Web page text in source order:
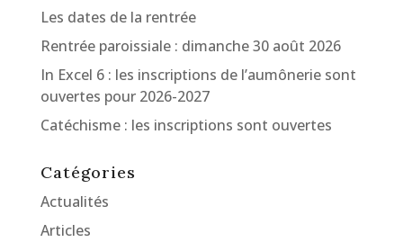
Les dates de la rentrée
Rentrée paroissiale : dimanche 30 août 2026
In Excel 6 : les inscriptions de l’aumônerie sont
ouvertes pour 2026-2027
Catéchisme : les inscriptions sont ouvertes
Catégories
Actualités
Articles